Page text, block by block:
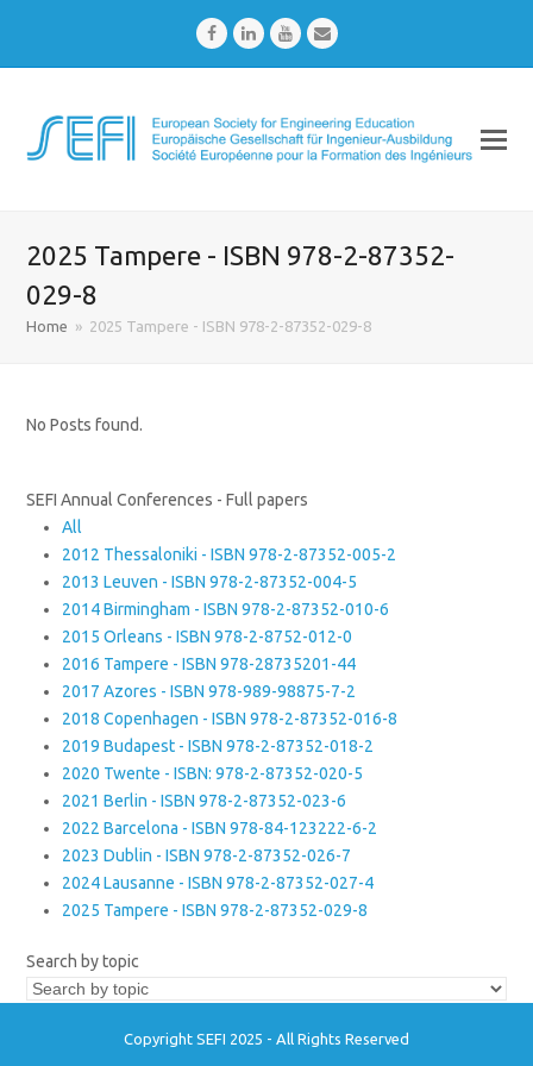
FacebookLinkedInYoutubeEmail
2025 Tampere - ISBN 978-2-87352-
029-8
Home » 2025 Tampere - ISBN 978-2-87352-029-8
No Posts found.
SEFI Annual Conferences - Full papers
All
2012 Thessaloniki - ISBN 978-2-87352-005-2
2013 Leuven - ISBN 978-2-87352-004-5
2014 Birmingham - ISBN 978-2-87352-010-6
2015 Orleans - ISBN 978-2-8752-012-0
2016 Tampere - ISBN 978-28735201-44
2017 Azores - ISBN 978-989-98875-7-2
2018 Copenhagen - ISBN 978-2-87352-016-8
2019 Budapest - ISBN 978-2-87352-018-2
2020 Twente - ISBN: 978-2-87352-020-5
2021 Berlin - ISBN 978-2-87352-023-6
2022 Barcelona - ISBN 978-84-123222-6-2
2023 Dublin - ISBN 978-2-87352-026-7
2024 Lausanne - ISBN 978-2-87352-027-4
2025 Tampere - ISBN 978-2-87352-029-8
Search by topic
Copyright SEFI 2025 - All Rights Reserved